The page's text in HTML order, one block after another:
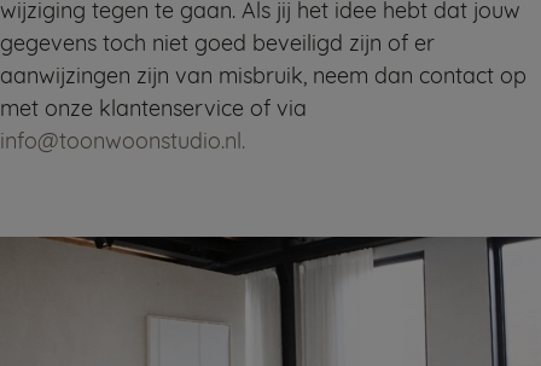
wijziging tegen te gaan. Als jij het idee hebt dat jouw
gegevens toch niet goed beveiligd zijn of er
aanwijzingen zijn van misbruik, neem dan contact op
met onze klantenservice of via
info@toonwoonstudio.nl.